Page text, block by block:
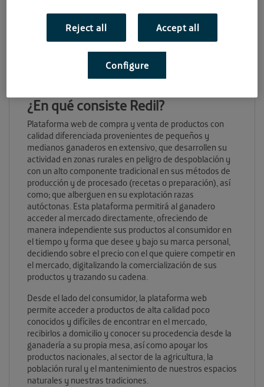
¿En qué consiste Redil?
Plataforma web de compra y venta de productos con
calidad diferenciada provenientes de pequeños y
medianos ganaderos en extensivo, que desarrollen su
actividad en zonas rurales en peligro de despoblación y
con un alto componente tradicional en sus métodos de
producción y de procesado (recetas o preparación), así
como; que alberguen en su explotación razas
autóctonas. Esta plataforma permitirá al ganadero
acceder al mercado directamente, ofreciendo de
manera independiente sus productos al consumidor en
el tiempo y forma que desee y bajo su marca personal,
decidiendo sobre el precio con el que quiere competir en
el mercado, digitalizando la comercialización de sus
productos y trazando su cadena.
Desde el lado del consumidor, la plataforma web
permite acceder a productos de alta calidad poco
conocidos y difíciles de encontrar en el mercado,
recibirlos a domicilio y conocer su procedencia desde la
ganadería a su propia mesa, así como apoyar los
productos nacionales, al sector de la agricultura, la
población rural y el mantenimiento de nuestros espacios
naturales y nuestras tradiciones.
Reject all Accept all
Configure